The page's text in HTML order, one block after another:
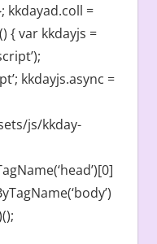
kkdayad.coll =
{ var kkdayjs =
kkdayjs.async =
js/kkday-